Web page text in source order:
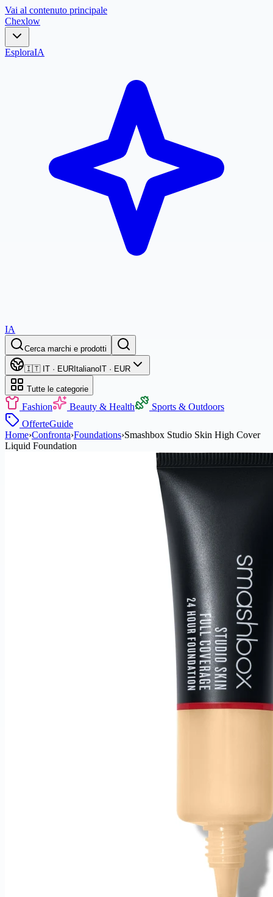
Vai al contenuto principale
Chexlow
EsploraIA
IA
Cerca marchi e prodotti
🇮🇹 IT · EUR Italiano IT · EUR
Tutte le categorie
Fashion Beauty & Health
Sports & Outdoors
OfferteGuide
Home›Confronta›Foundations›Smashbox Studio Skin High Cover
Liquid Foundation